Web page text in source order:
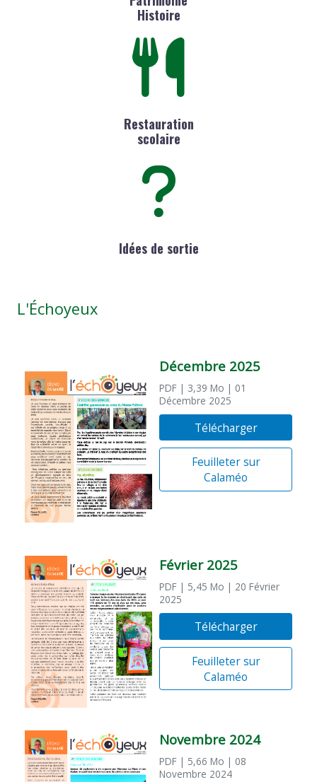
Histoire
Restauration
scolaire
Idées de sortie
L'Échoyeux
Décembre 2025
PDF | 3,39 Mo | 01
Décembre 2025
Télécharger
Feuilleter sur
Calaméo
Février 2025
PDF | 5,45 Mo | 20 Février
2025
Télécharger
Feuilleter sur
Calaméo
Novembre 2024
PDF | 5,66 Mo | 08
Novembre 2024